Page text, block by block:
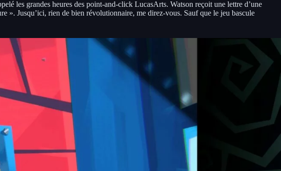
les grandes heures des point-and-click LucasArts. Watson reçoit une lettre d’une
». Jusqu’ici, rien de bien révolutionnaire, me direz-vous. Sauf que le jeu bascule